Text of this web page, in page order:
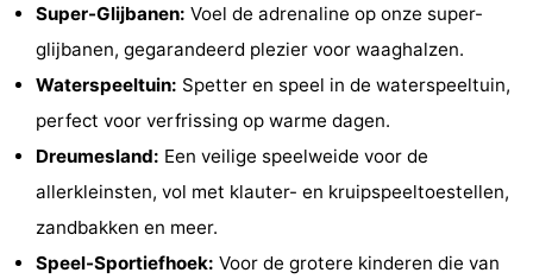
Monumenten
Uitkijkpunten
Attracties
Rondvaarten
Speeltuinen
Super-Glijbanen: Voel de adrenaline op onze super-
glijbanen, gegarandeerd plezier voor waaghalzen.
Waterspeeltuin: Spetter en speel in de waterspeeltuin,
perfect voor verfrissing op warme dagen.
Dreumesland: Een veilige speelweide voor de
allerkleinsten, vol met klauter- en kruipspeeltoestellen,
zandbakken en meer.
Speel-Sportiefhoek: Voor de grotere kinderen die van